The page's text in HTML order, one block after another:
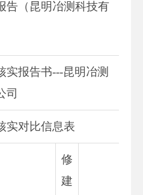
告（昆明冶测科技有
实报告书---昆明冶测
司
实对比信息表
修
建